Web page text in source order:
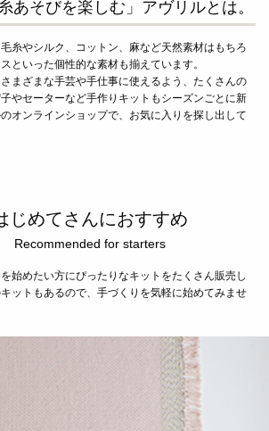
あそびを楽しむ」アヴリルとは。
糸やシルク、コットン、麻など天然素材はもちろ
といった個性的な素材も揃えています。
まざまな手芸や手仕事に使えるよう、たくさんの
やセーターなど手作りキットもシーズンごとに新
オンラインショップで、お気に入りを探し出して
じめてさんにおすすめ
Recommended for starters
始めたい方にぴったりなキットをたくさん販売し
ットもあるので、手づくりを気軽に始めてみませ